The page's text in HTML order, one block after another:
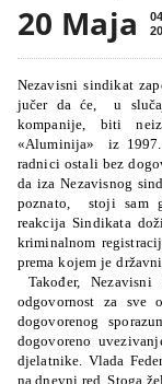
20 Maja
Nezavisni sindikat
jučer da će, u
kompanije, biti
«Aluminija» iz
radnici ostali bez
da iza Nezavisnog
poznato, stoji sam
reakcija Sindikata
kriminalnom
prema kojem je
Također,
odgovornost za sve
dogovorenog
dogovoreno
djelatnike. Vlada
na dnevni red. Stoga